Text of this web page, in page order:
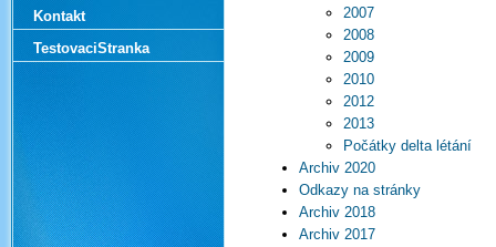
2007
2008
2009
2010
2012
2013
Počátky delta létání
Archiv 2020
Odkazy na stránky
Archiv 2018
Archiv 2017
Kontakt
TestovaciStranka